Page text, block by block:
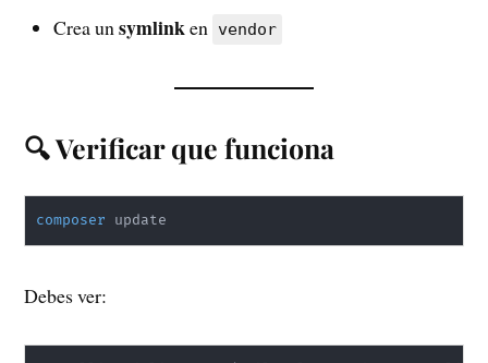
Crea unsymlinken vendor
🔍 Verificar que funciona
composer update
Debes ver: